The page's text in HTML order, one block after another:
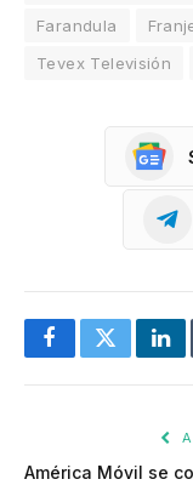
Farandula
Tevex Televisión
FacebookTwitter
América Móvil se